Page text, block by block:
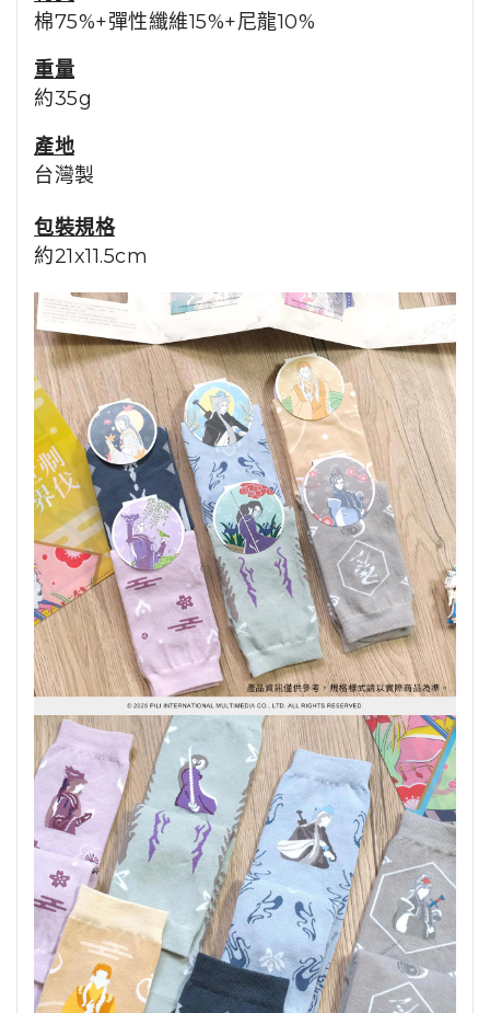
棉75%+彈性纖維15%+尼龍10%
重量
約35g
產地
台灣製
包裝規格
約21x11.5cm